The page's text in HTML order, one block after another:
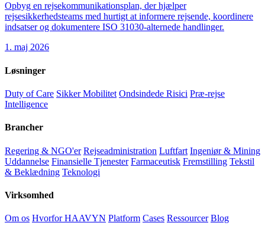
Opbyg en rejsekommunikationsplan, der hjælper
rejsesikkerhedsteams med hurtigt at informere rejsende, koordinere
indsatser og dokumentere ISO 31030-alternede handlinger.
1. maj 2026
Løsninger
Duty of Care Sikker Mobilitet Ondsindede Risici Præ-rejse
Intelligence
Brancher
Regering & NGO'er Rejseadministration Luftfart Ingeniør & Mining
Uddannelse Finansielle Tjenester Farmaceutisk Fremstilling Tekstil
& Beklædning Teknologi
Virksomhed
Om os Hvorfor HAAVYN Platform Cases Ressourcer Blog